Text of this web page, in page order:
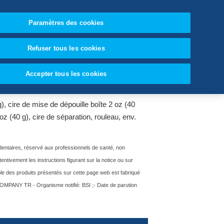
LABORATORY
dentaires
cire de mise de dépouille boîte 2 oz (40
(40 g), cire de séparation, rouleau, env.
réservé aux professionnels de santé, non
les instructions figurant sur la notice ou sur
des produits présentés sur cette page web est fabriqué
TR - Organisme notifié: BSI ;- Date de parution
Paramètres des cookies
Refuser tous les cookies
Accepter tous les cookies